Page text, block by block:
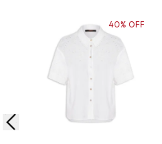
40% OFF